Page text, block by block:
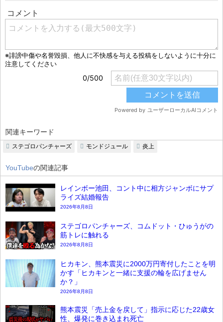
関連キーワード
ステゴロパンチャーズ モンドジュール 炎上
YouTubeの関連記事
レインボー池田、コント中に相方ジャンボにサプ
ライズ結婚報告
2026年8月8日
ステゴロパンチャーズ、コムドット・ひゅうがの
筋トレに触れる
2026年8月8日
ヒカキン、熊本震災に2000万円寄付したことを明
かす「ヒカキンと一緒に支援の輪を広げません
か？」
2026年8月8日
熊本震災「売上金を戻して」指示に応じた22歳女
性、爆発に巻き込まれ死亡